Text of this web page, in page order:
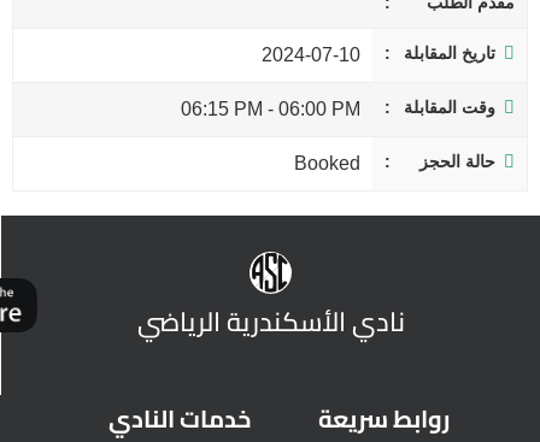
تاريخ المقابلة 2024-07-10
وقت المقابلة 06:00 PM
-
06:15 PM
حالة الحجز Booked
نادي الأسكندرية الرياضي
روابط سريعة خدمات النادي